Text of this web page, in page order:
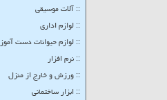
:: آلات موسیقی
:: لوازم اداری
:: لوازم حیوانات دست آموز
:: نرم افزار
:: ورزش و خارج از منزل
:: ابزار ساختمانی